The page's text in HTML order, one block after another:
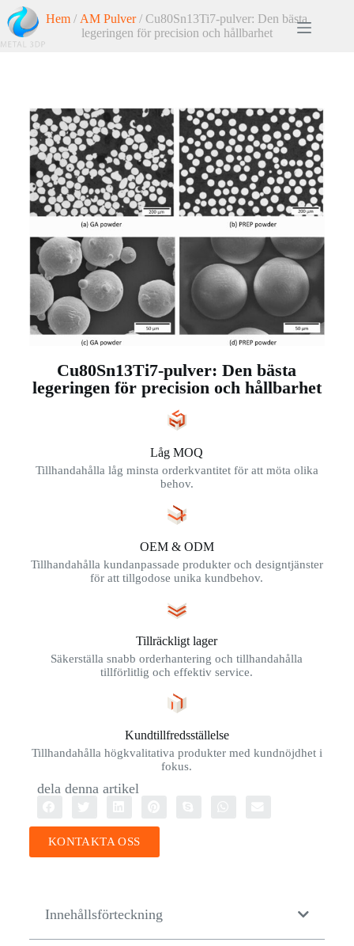
Hem / AM Pulver/ Cu80Sn13Ti7-pulver: Den bästa
legeringen för precision och hållbarhet
Cu80Sn13Ti7-pulver: Den bästa
legeringen för precision och hållbarhet
Låg MOQ
Tillhandahålla låg minsta orderkvantitet för att möta olika
behov.
OEM & ODM
Tillhandahålla kundanpassade produkter och designtjänster
för att tillgodose unika kundbehov.
Tillräckligt lager
Säkerställa snabb orderhantering och tillhandahålla
tillförlitlig och effektiv service.
Kundtillfredsställelse
Tillhandahålla högkvalitativa produkter med kundnöjdhet i
fokus.
dela denna artikel
KONTAKTA OSS
Innehållsförteckning